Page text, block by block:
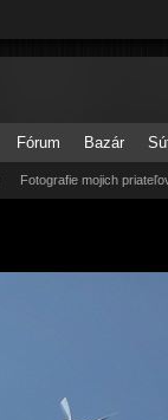
Fotografie mojich
Fórum Bazár